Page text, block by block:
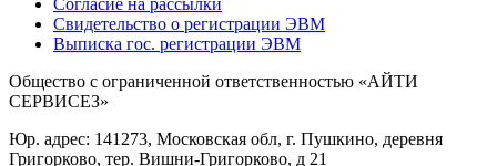
Свидетельство о регистрации ЭВМ
Выписка гос. регистрации ЭВМ
Общество с ограниченной ответственностью «АЙТИ
СЕРВИСЕЗ»
Юр. адрес: 141273, Московская обл, г. Пушкино, деревня
Григорково, тер. Вишни-Григорково, д 21